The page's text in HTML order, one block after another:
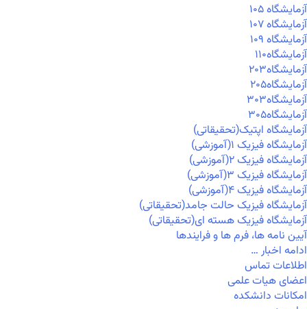
آزمايشگاه ۱۰۵
آزمايشگاه ۱۰۷
آزمايشگاه ۱۰۹
آزمايشگاه۱۱۰
آزمايشگاه۲۰۳
آزمايشگاه۲۰۵
آزمايشگاه۳۰۳
آزمايشگاه۳۰۵
آزمایشگاه اپتیک(تحقیقاتی)
آزمایشگاه فیزیک ۱(آموزشی)
آزمایشگاه فیزیک ۲(آموزشی)
آزمایشگاه فیزیک ۳(آموزشی)
آزمایشگاه فیزیک ۴(آموزشی)
آزمایشگاه فیزیک حالت جامد(تحقیقاتی)
آزمایشگاه فیزیک هسته ای(تحقیقاتی)
آیین نامه ها، فرم ها و فرایندها
ادامه اخبار …
اطلاعات تماس
اعضای هیات علمی
امکانات دانشکده